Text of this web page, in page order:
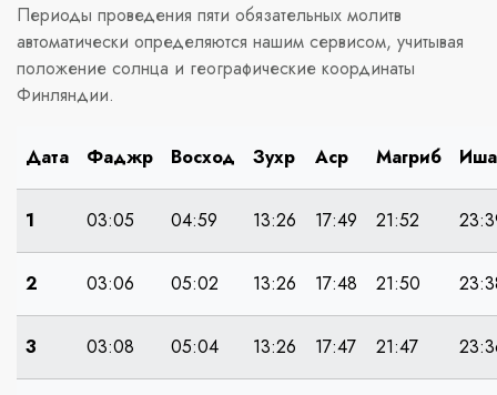
Периоды проведения пяти обязательных молитв
автоматически определяются нашим сервисом, учитывая
положение солнца и географические координаты
Финляндии.
Дата Фаджр Восход Зухр Аср Магриб Иша
1 03:05 04:59 13:26 17:49 21:52
2 03:06 05:02 13:26 17:48 21:50
3 03:08 05:04 13:26 17:47 21:47